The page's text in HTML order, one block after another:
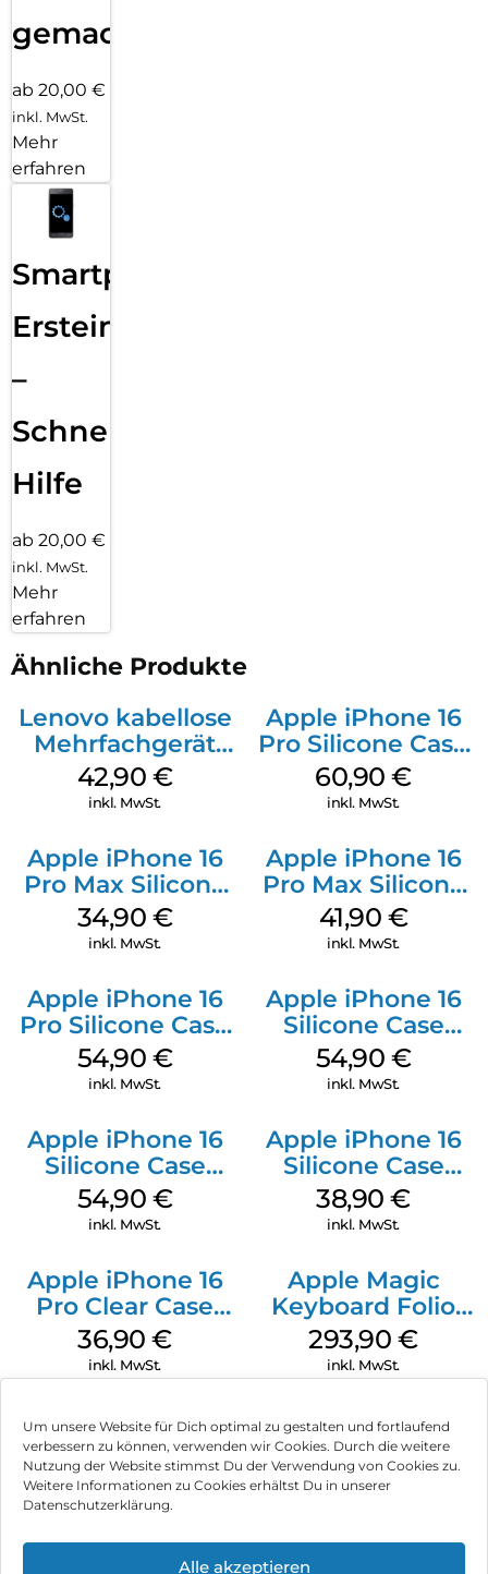
Um unsere Website für Dich optimal zu gestalten und fortlaufend
verbessern zu können, verwenden wir Cookies. Durch die weitere
Nutzung der Website stimmst Du der Verwendung von Cookies zu.
Weitere Informationen zu Cookies erhältst Du in unserer
Datenschutzerklärung.
Alle akzeptieren
gemacht!
ab 20,00 €
inkl. MwSt.
Mehr
erfahren
Smartphone
Ersteinrichtung
–
Schnelle
Hilfe
ab 20,00 €
inkl. MwSt.
Mehr
erfahren
Ähnliche Produkte
Lenovo kabellose
Mehrfachgerät
Luna Grey
42,90 €
inkl. MwSt.
Apple iPhone 16
Pro Silicone Case
MagSafe Stone
Gray
60,90€
inkl. MwSt.
Apple iPhone 16
Pro Max Silicone
Case MagSafe
Denim
34,90 €
inkl. MwSt.
Apple iPhone 16
Pro Max Silicone
Case MagSafe
Ultramarine
41,90 €
inkl. MwSt.
Apple iPhone 16
Pro Silicone Case
MagSafe Black
54,90 €
inkl. MwSt.
Apple iPhone 16
Silicone Case
MagSafe Black
54,90 €
inkl. MwSt.
Apple iPhone 16
Silicone Case
MagSafe Lake
Green
54,90 €
inkl. MwSt.
Apple iPhone 16
Silicone Case
MagSafe
Ultramarine
38,90€
inkl. MwSt.
Apple iPhone 16
Pro Clear Case
MagSafe
Transparent
36,90€
inkl. MwSt.
Apple Magic
Keyboard Folio
iPad 10.9″ (10.Gen.)
Weiß
293,90€
inkl. MwSt.
Impressum